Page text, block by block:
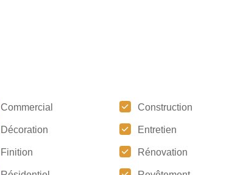
Commercial Construction
Décoration Entretien
Finition Rénovation